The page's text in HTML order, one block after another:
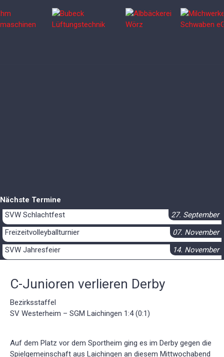
Nächste Termine
27. September
SVW Schlachtfest
07. November
Freizeitvolleyballturnier
14. November
SVW Jahresfeier
AH Kuttelfest
C-Junioren verlieren Derby
Bezirksstaffel
SV Westerheim – SGM Laichingen 1:4 (0:1)
Auf dem Platz vor dem Sportheim ging es im Derby gegen die
Spielgemeinschaft aus Laichingen an diesem Mittwochabend